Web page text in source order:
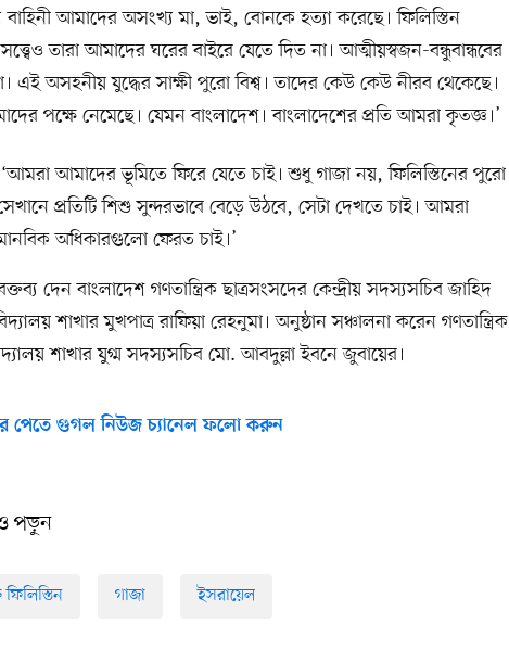
বাহিনী আমাদের অসংখ্য মা, ভাই, বোনকে হত্যা করেছে। ফিলিস্তিন
তারা আমাদের ঘরের বাইরে যেতে দিত না। আত্মীয়স্বজন-বন্ধুবান্ধবের
এই অসহনীয় যুদ্ধের সাক্ষী পুরো বিশ্ব। তাদের কেউ কেউ নীরব থেকেছে।
পক্ষে নেমেছে। যেমন বাংলাদেশ। বাংলাদেশের প্রতি আমরা কৃতজ্ঞ।’
আমাদের ভূমিতে ফিরে যেতে চাই। শুধু গাজা নয়, ফিলিস্তিনের পুরো
প্রতিটি শিশু সুন্দরভাবে বেড়ে উঠবে, সেটা দেখতে চাই। আমরা
অধিকারগুলো ফেরত চাই।’
দেন বাংলাদেশ গণতান্ত্রিক ছাত্রসংসদের কেন্দ্রীয় সদস্যসচিব জাহিদ
শাখার মুখপাত্র রাফিয়া রেহনুমা। অনুষ্ঠান সঞ্চালনা করেন গণতান্ত্রিক
শাখার যুগ্ম সদস্যসচিব মো. আবদুল্লা ইবনে জুবায়ের।
পেতে গুগল নিউজ চ্যানেল ফলো করুন
পড়ুন
ফিলিস্তিন গাজা ইসরায়েল